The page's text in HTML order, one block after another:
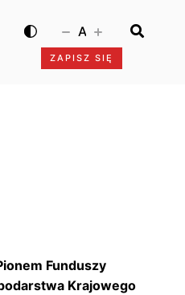
ZAPISZ SIĘ
A
Funduszy
Krajowego